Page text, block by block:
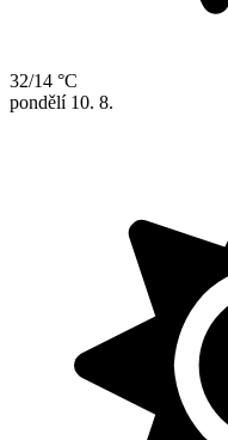
32/14 °C
pondělí 10. 8.